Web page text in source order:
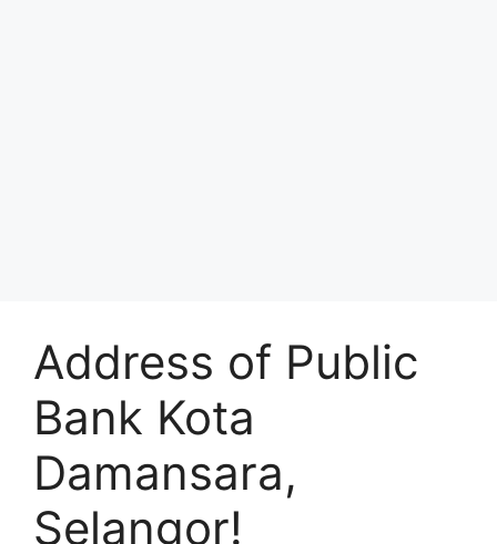
Address of Public
Bank Kota
Damansara,
Selangor!